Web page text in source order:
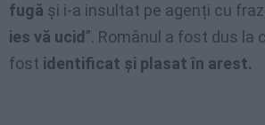
fugă și i-a insultat pe agenți cu
ies vă ucid”. Românul a fost dus la
fost identificat și plasat în arest.